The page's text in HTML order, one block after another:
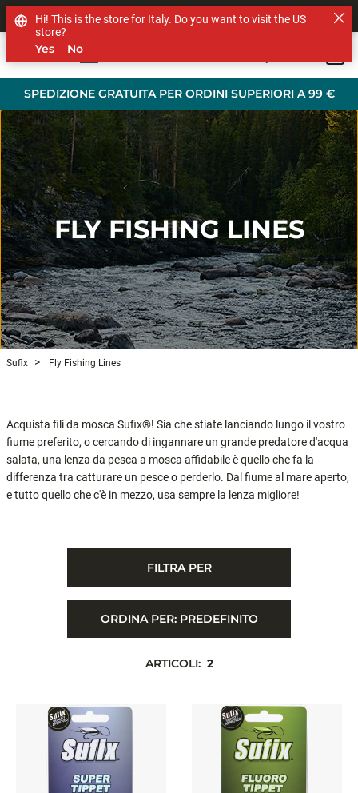
SPEDIZIONE GRATUITA PER ORDINI SUPERIORI A 99 €
SHOP OTHER BRANDS
FLY FISHING LINES
Sufix Fly Fishing Lines
Acquista fili da mosca Sufix®! Sia che stiate lanciando lungo il vostro
fiume preferito, o cercando di ingannare un grande predatore d'acqua
salata, una lenza da pesca a mosca affidabile è quello che fa la
differenza tra catturare un pesce o perderlo. Dal fiume al mare aperto,
e tutto quello che c'è in mezzo, usa sempre la lenza migliore!
FILTRA PER
ORDINA PER: PREDEFINITO
ARTICOLI: 2
Hi! This is the store for Italy. Do you want to visit the US
store?
Yes No